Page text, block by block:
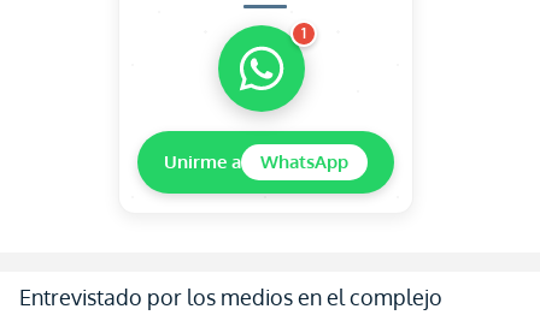
1
Unirme a WhatsApp
Entrevistado por los medios en el complejo